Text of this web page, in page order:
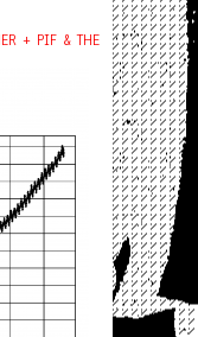
+ PIF & THE